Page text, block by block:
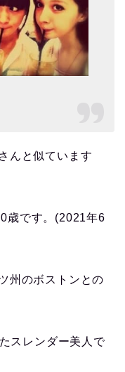
んと似ています
歳です。(2021年6
州のボストンとの
スレンダー美人で